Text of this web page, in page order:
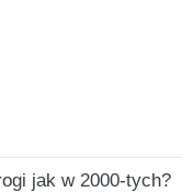
jak w 2000-tych?